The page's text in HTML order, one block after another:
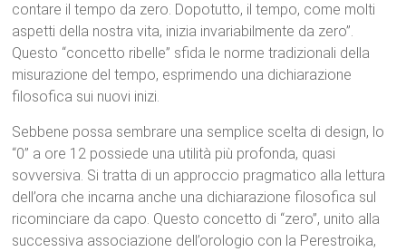
contare il tempo da zero. Dopotutto, il tempo, come molti
aspetti della nostra vita, inizia invariabilmente da zero”.
Questo “concetto ribelle” sfida le norme tradizionali della
misurazione del tempo, esprimendo una dichiarazione
filosofica sui nuovi inizi.
Sebbene possa sembrare una semplice scelta di design, lo
“0” a ore 12 possiede una utilità più profonda, quasi
sovversiva. Si tratta di un approccio pragmatico alla lettura
dell’ora che incarna anche una dichiarazione filosofica sul
ricominciare da capo. Questo concetto di “zero”, unito alla
successiva associazione dell’orologio con la Perestroika,